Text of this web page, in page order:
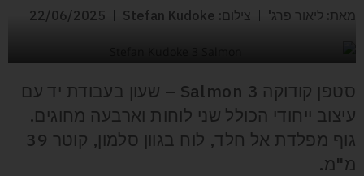
מאת: ליאור פרג' צילום: Stefan Kudoke 22/06/2025
סטפן קודוקה 3 Salmon – שעון בעבודת יד עם
עיצוב ייחודי הכולל שני לוחות וארבעה מחוגים.
גוף מפלדת אל חלד, לוח בגוון סלמון, קוטר 39
מ"מ.